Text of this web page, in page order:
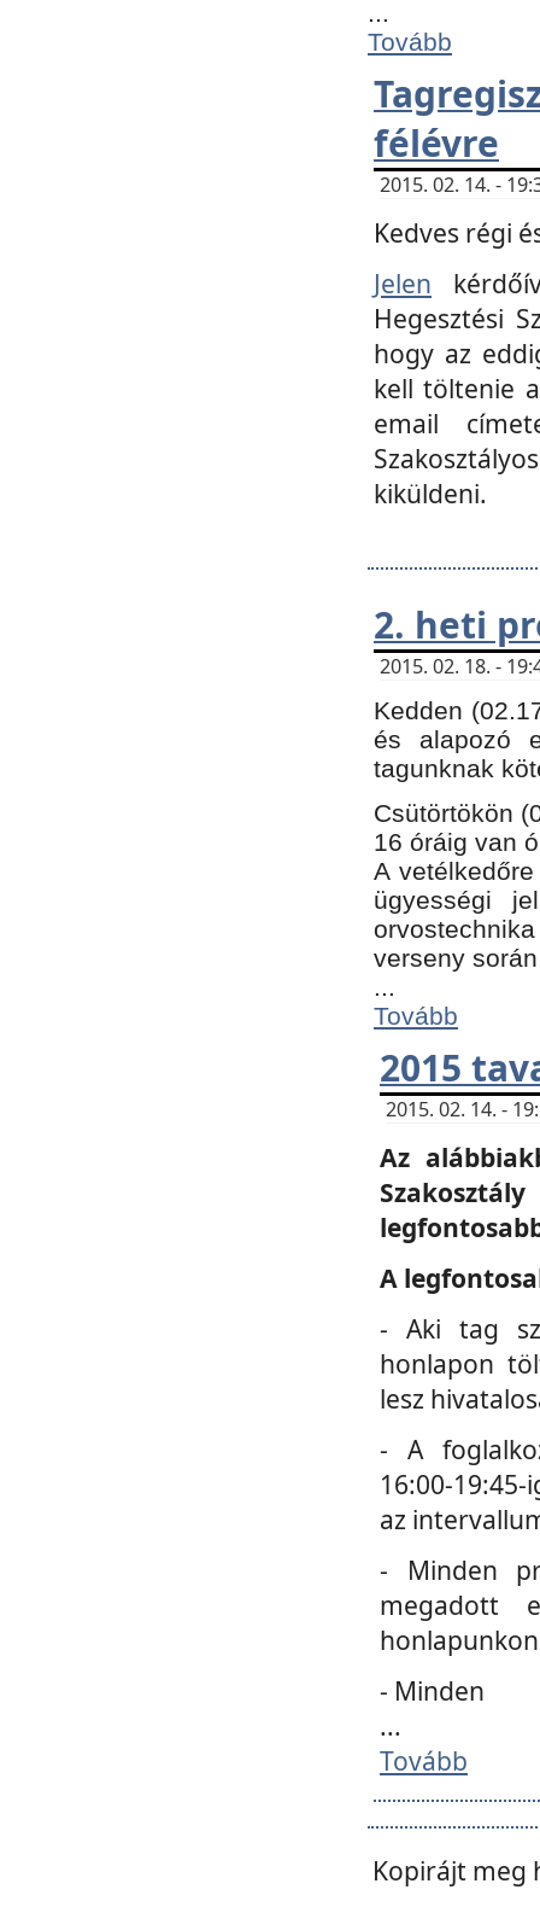
...
Tovább
félévre
2015. 02. 14. -
Kedves régi
Jelen
Hegesztési
hogy az
kell töltenie
email
kiküldeni.
2. heti
2015. 02. 18. -
Kedden
és alapozó
tagunknak
Csütörtökön
16 óráig van
A
ügyességi
verseny
...
Tovább
2015
2015. 02. 14. -
Az
A
- Aki tag
honlapon
lesz
- A
16:00-
az
- Minden
megadott
- Minden
...
Tovább
Kopirájt meg